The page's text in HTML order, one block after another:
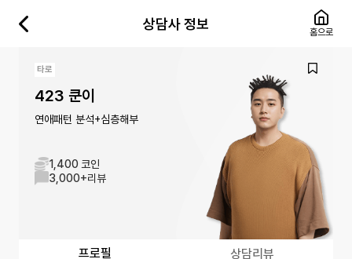
상담사 정보
홈으로
타로
423 쿤이
연애패턴 분석+심층해부
1,400 코인
3,000+리뷰
프로필 상담리뷰